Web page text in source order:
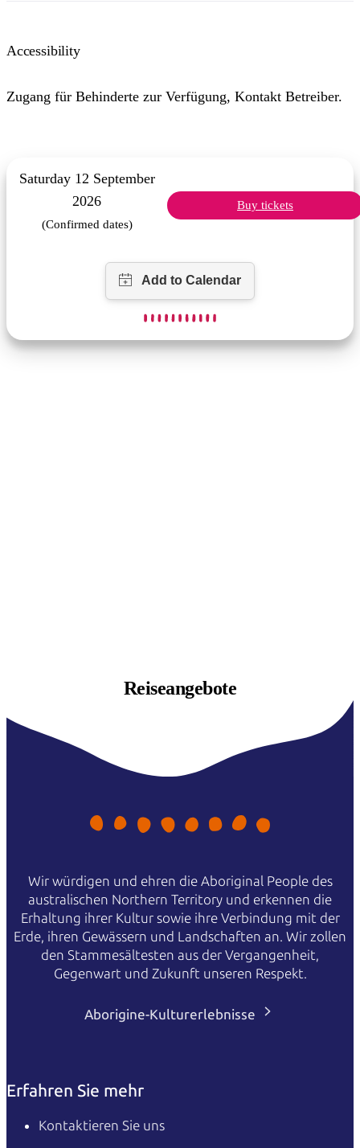
Accessibility
Zugang für Behinderte zur Verfügung, Kontakt Betreiber.
Saturday 12 September
2026
(Confirmed dates)
Buy tickets
Reiseangebote
Wir würdigen und ehren die Aboriginal People des
australischen Northern Territory und erkennen die
Erhaltung ihrer Kultur sowie ihre Verbindung mit der
Erde, ihren Gewässern und Landschaften an. Wir zollen
den Stammesältesten aus der Vergangenheit,
Gegenwart und Zukunft unseren Respekt.
Aborigine-Kulturerlebnisse
Erfahren Sie mehr
Kontaktieren Sie uns